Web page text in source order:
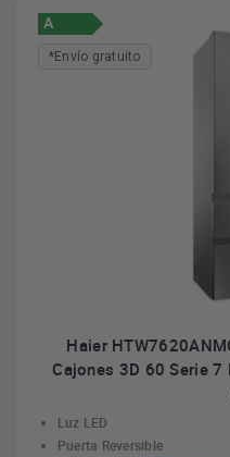
A
*Envío gratuito
Haier
Cajones 3D 60 Serie
Luz LED
Puerta Reversible